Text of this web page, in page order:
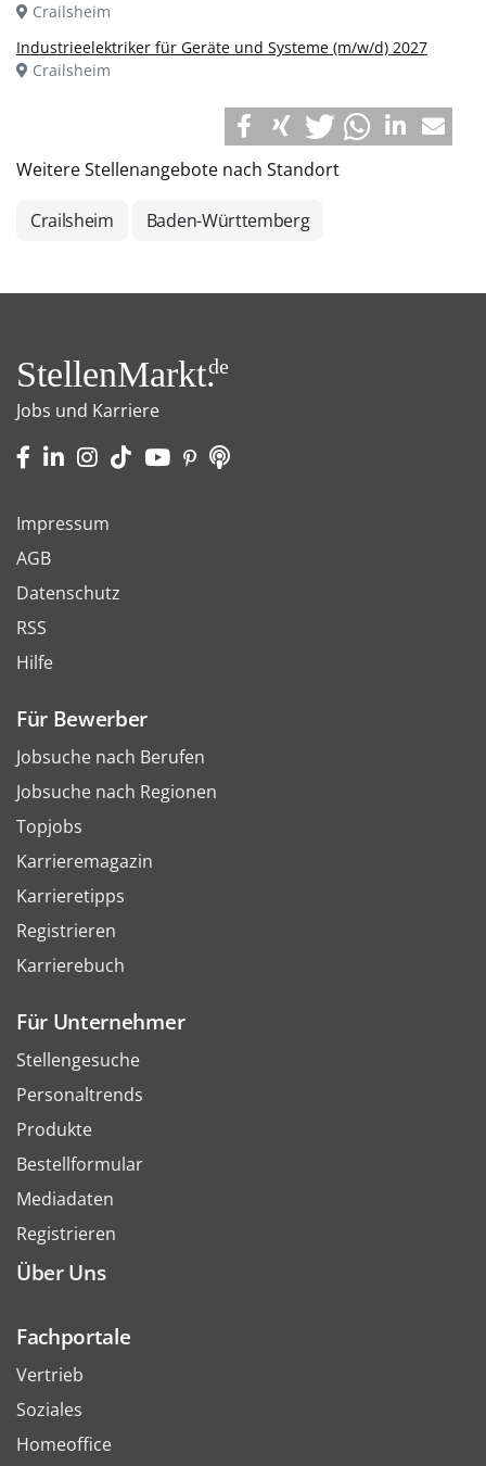
Crailsheim
Industrieelektriker für Geräte und Systeme (m/w/d) 2027
Crailsheim
Weitere Stellenangebote nach Standort
Crailsheim Baden-Württemberg
StellenMarkt.de
Jobs und Karriere
Impressum
AGB
Datenschutz
RSS
Hilfe
Für Bewerber
Jobsuche nach Berufen
Jobsuche nach Regionen
Topjobs
Karrieremagazin
Karrieretipps
Registrieren
Karrierebuch
Für Unternehmer
Stellengesuche
Personaltrends
Produkte
Bestellformular
Mediadaten
Registrieren
Über Uns
Fachportale
Vertrieb
Soziales
Homeoffice